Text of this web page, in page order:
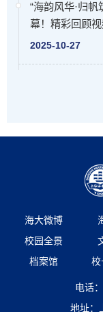
“海韵风华·归
幕！精彩回顾视
2025-10-27
海大微博
校园全景
档案馆
校
电话
地址：